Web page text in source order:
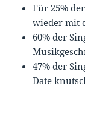
Für 25%
wieder mit
60% der
47% der
Date